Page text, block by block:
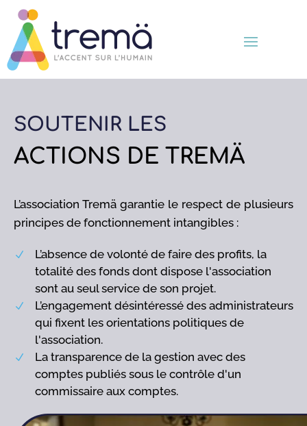
SOUTENIR LES
ACTIONS DE TREMÄ
L’association Tremä garantie le respect de plusieurs
principes de fonctionnement intangibles :
N
L’absence de volonté de faire des profits, la
totalité des fonds dont dispose l'association
sont au seul service de son projet.
N
L’engagement désintéressé des administrateurs
qui fixent les orientations politiques de
l'association.
N
La transparence de la gestion avec des
comptes publiés sous le contrôle d'un
commissaire aux comptes.